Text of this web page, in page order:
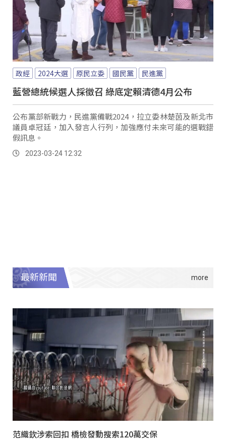
政經 2024大選 原民立委 國民黨 民進黨
藍營總統候選人採徵召 綠底定賴清德4月公布
公布黨部新戰力，民進黨備戰2024，拉立委林楚茵及新北市
議員卓冠廷，加入發言人行列，加強應付未來可能的選戰錯
假訊息。
2023-03-24 12:32
最新新聞
范織欽涉索回扣 橋檢發動搜索120萬交保